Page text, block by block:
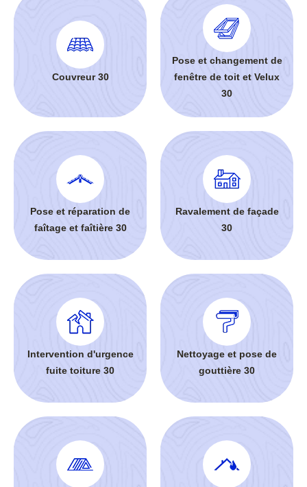
Couvreur 30
Pose et changement de
fenêtre de toit et Velux
30
Pose et réparation de
faîtage et faîtière 30
Ravalement de façade
30
Intervention d'urgence
fuite toiture 30
Nettoyage et pose de
gouttière 30